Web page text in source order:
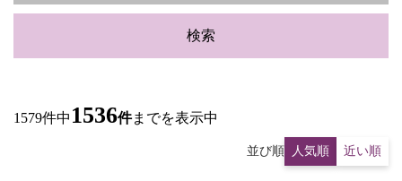
検索
1579件中 1536件までを表示中
並び順 人気順 近い順